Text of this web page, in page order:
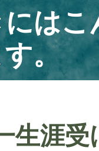
はこ
。
生涯受